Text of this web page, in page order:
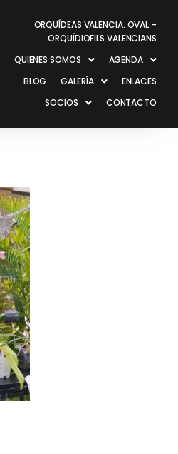
ORQUÍDEAS VALENCIA. OVAL –
ORQUÍDIOFILS VALENCIANS
QUIENES SOMOS
AGENDA
BLOG
GALERÍA
ENLACES
SOCIOS
CONTACTO